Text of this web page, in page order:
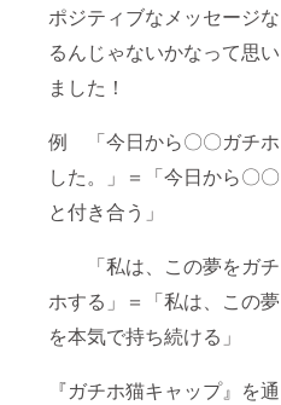
ポジティブなメッセージな
るんじゃないかなって思い
ました！
例 「今日から〇〇ガチホ
した。」＝「今日から〇〇
と付き合う」
「私は、この夢をガチ
ホする」＝「私は、この夢
を本気で持ち続ける」
『ガチホ猫キャップ』を通